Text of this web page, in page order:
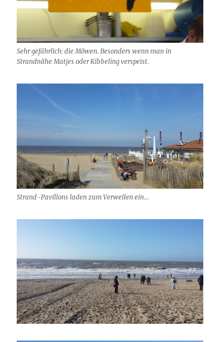
Sehr gefährlich: die Möwen. Besonders wenn man in
Strandnähe Matjes oder Kibbeling verspeist.
Strand-Pavillons laden zum Verweilen ein…